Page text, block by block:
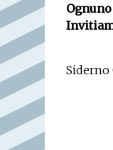
Siderno